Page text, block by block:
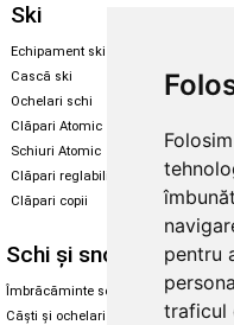
pentru
traficul
Ski
Echipament ski
Cască ski
Ochelari schi
Clăpari Atomic
Schiuri Atomic
Clăpari reglabili
Clăpari copii
Schi și snowboard
Îmbrăcăminte schi și snowboard
Căști și ochelari de iarnă